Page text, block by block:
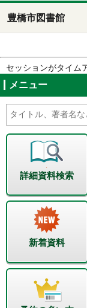
豊橋市図書館
セッションがタイム
メニュー
詳細資料検索
新着資料